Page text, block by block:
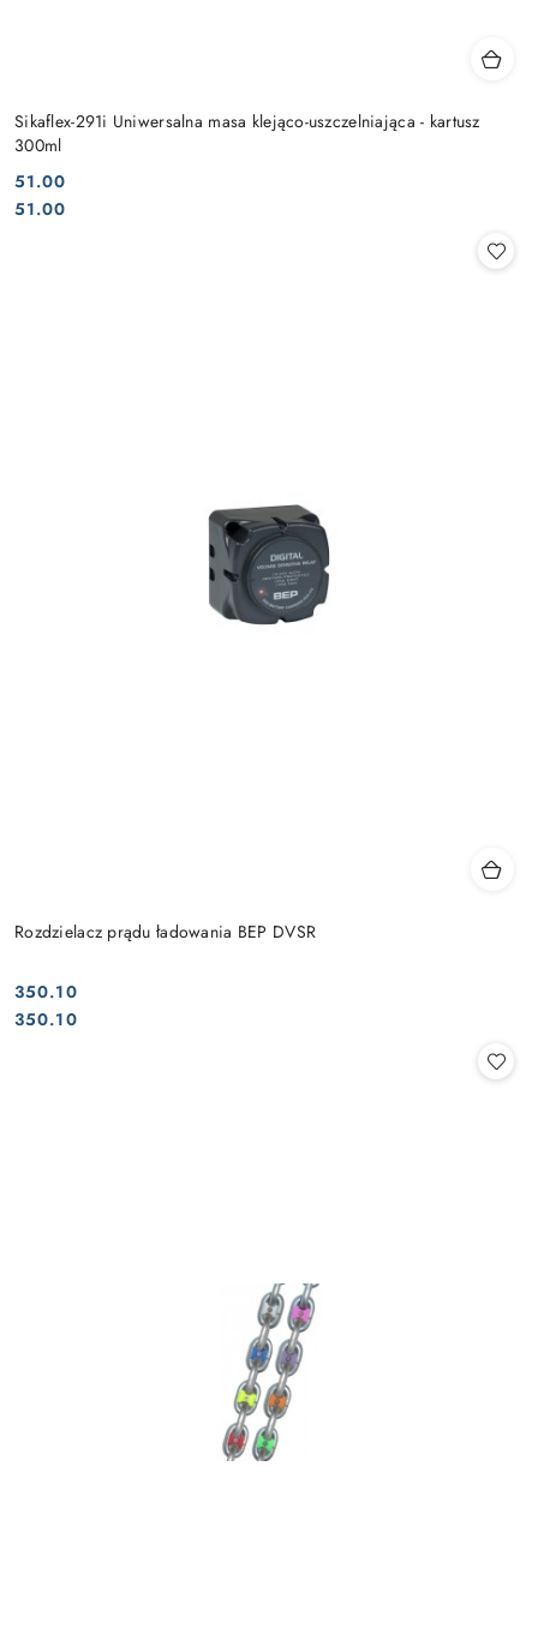
Sikaflex-291i Uniwersalna masa klejąco-uszczelniająca - kartusz
300ml
Cena:
51.00
Cena:
51.00
Rozdzielacz prądu ładowania BEP DVSR
Cena:
350.10
Cena:
350.10